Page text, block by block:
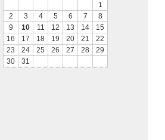
1
2
3 4 5 6 7
8
9
10 11 12 13 14
15
16
17 18 19 20 21
22
23
24 25 26 27 28
29
30
31